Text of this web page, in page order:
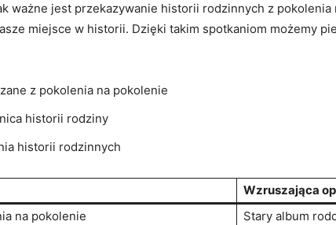
ważne⁤ jest przekazywanie historii ‌rodzinnych‌ z
miejsce w historii. Dzięki takim spotkaniom⁣ możemy
z pokolenia⁢ na pokolenie
historii rodziny
historii rodzinnych
Wzruszająca
na pokolenie
Stary album